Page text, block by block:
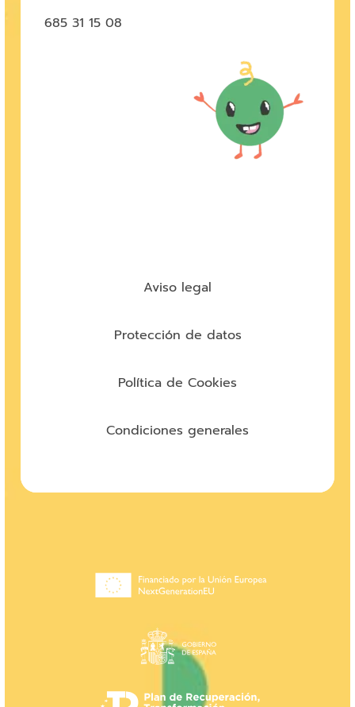
685 31 15 08
Aviso legal
Protección de datos
Política de Cookies
Condiciones generales